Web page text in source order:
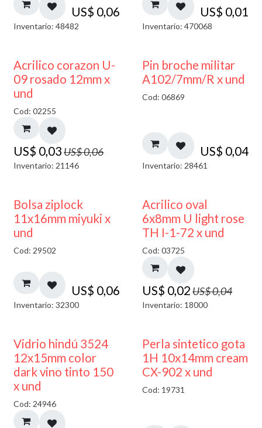
US$ 0,06
Inventario: 48482
US$ 0,01
Inventario: 470068
50% DESCUENTO
Acrilico corazon U-
09 rosado 12mm x
und
Cod: 02255
US$ 0,03US$0,06
Inventario: 21146
Pin broche militar
A102/7mm/R x und
Cod: 06869
US$ 0,04
Inventario: 28461
¡NUEVO!
Bolsa ziplock
11x16mm miyuki x
und
Cod: 29502
US$ 0,06
Inventario: 32300
50% DESCUENTO
Acrilico oval
6x8mm U light rose
TH I-1-72 x und
Cod: 03725
US$ 0,02US$0,04
Inventario: 18000
40% DESCUENTO
Vidrio hindú 3524
12x15mm color
dark vino tinto 150
x und
Cod: 24946
Perla sintetico gota
1H 10x14mm cream
CX-902 x und
Cod: 19731